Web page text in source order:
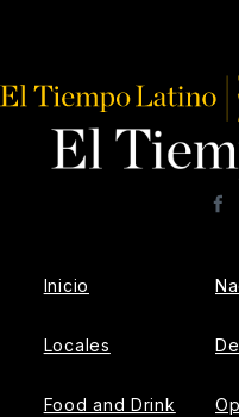
Inicio
Locales
Food and Drink